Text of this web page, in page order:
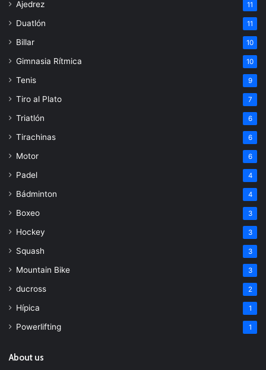
Ajedrez 11
Duatlón 11
Billar 10
Gimnasia Rítmica 10
Tenis 9
Tiro al Plato 7
Triatlón 6
Tirachinas 6
Motor 6
Padel 4
Bádminton 4
Boxeo 3
Hockey 3
Squash 3
Mountain Bike 3
ducross 2
Hípica 1
Powerlifting 1
About us